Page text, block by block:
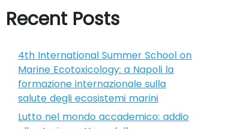
Recent Posts
4th International Summer School on
Marine Ecotoxicology: a Napoli la
formazione internazionale sulla
salute degli ecosistemi marini
Lutto nel mondo accademico: addio